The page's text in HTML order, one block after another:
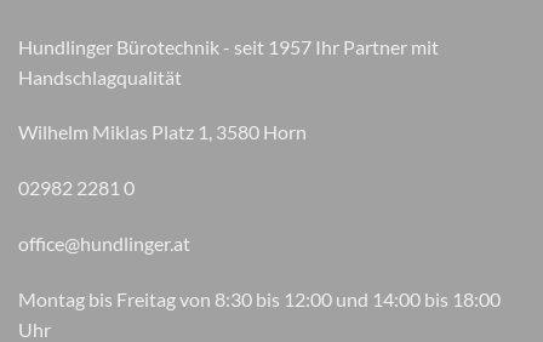
Hundlinger Bürotechnik - seit 1957 Ihr Partner mit
Handschlagqualität
Wilhelm Miklas Platz 1, 3580 Horn
02982 2281 0
office@hundlinger.at
Montag bis Freitag von 8:30 bis 12:00 und 14:00 bis 18:00
Uhr